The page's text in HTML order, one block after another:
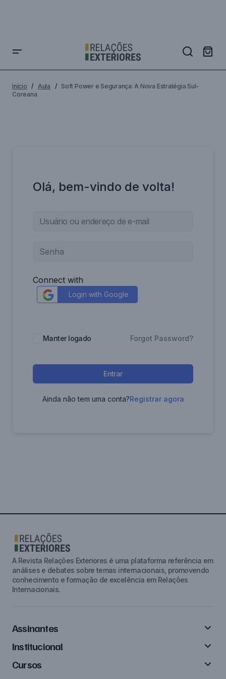
Início Aula
Soft Power e Segurança: A Nova Estratégia Sul-
Coreana
Olá, bem-vindo de volta!
Connect with
Login with Google
Manter logado Forgot Password?
Entrar
Ainda não tem uma conta?Registrar agora
A Revista Relações Exteriores é uma plataforma referência em
análises e debates sobre temas internacionais, promovendo
conhecimento e formação de excelência em Relações
Internacionais.
Assinantes
Institucional
Cursos